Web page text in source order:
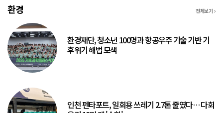
환경 전체보기
환경재단, 청소년 100명과 항공우주 기술 기반 기
후위기 해법 모색
인천 펜타포트, 일회용 쓰레기 2.7톤 줄였다… 다회